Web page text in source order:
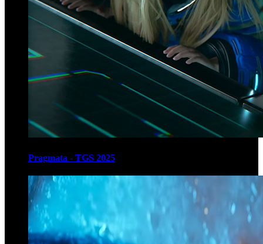
Pragmata - TGS 2025